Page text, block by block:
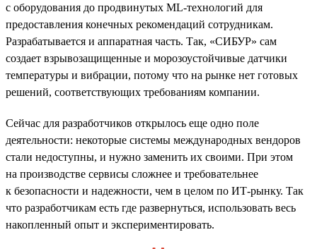
с оборудования до продвинутых ML-технологий для
предоставления конечных рекомендаций сотрудникам.
Разрабатывается и аппаратная часть. Так, «СИБУР» сам
создает взрывозащищенные и морозоустойчивые датчики
температуры и вибрации, потому что на рынке нет готовых
решений, соответствующих требованиям компании.
Сейчас для разработчиков открылось еще одно поле
деятельности: некоторые системы международных вендоров
стали недоступны, и нужно заменить их своими. При этом
на производстве сервисы сложнее и требовательнее
к безопасности и надежности, чем в целом по ИТ-рынку. Так
что разработчикам есть где развернуться, использовать весь
накопленный опыт и экспериментировать.